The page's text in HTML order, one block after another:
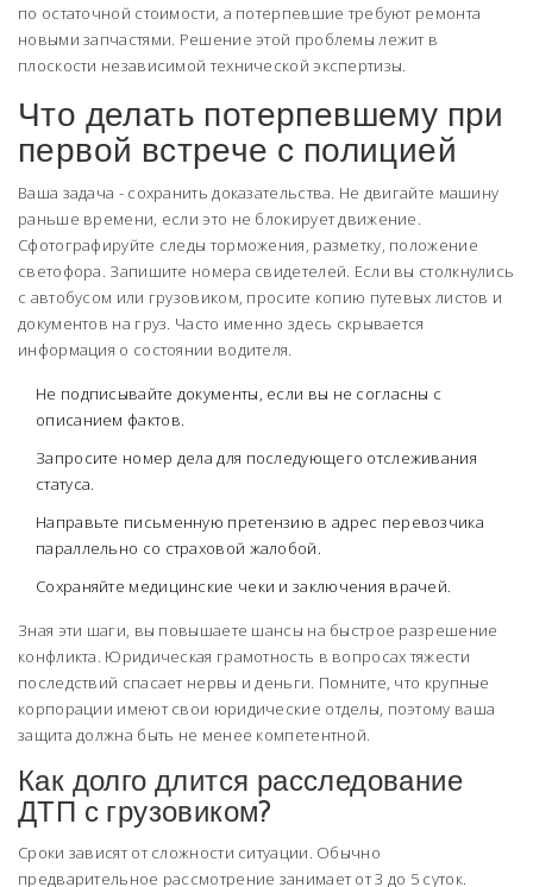
по остаточной стоимости, а потерпевшие требуют ремонта
новыми запчастями. Решение этой проблемы лежит в
плоскости независимой технической экспертизы.
Что делать потерпевшему при
первой встрече с полицией
Ваша задача - сохранить доказательства. Не двигайте машину
раньше времени, если это не блокирует движение.
Сфотографируйте следы торможения, разметку, положение
светофора. Запишите номера свидетелей. Если вы столкнулись
с автобусом или грузовиком, просите копию путевых листов и
документов на груз. Часто именно здесь скрывается
информация о состоянии водителя.
Не подписывайте документы, если вы не согласны с
описанием фактов.
Запросите номер дела для последующего отслеживания
статуса.
Направьте письменную претензию в адрес перевозчика
параллельно со страховой жалобой.
Сохраняйте медицинские чеки и заключения врачей.
Зная эти шаги, вы повышаете шансы на быстрое разрешение
конфликта. Юридическая грамотность в вопросах тяжести
последствий спасает нервы и деньги. Помните, что крупные
корпорации имеют свои юридические отделы, поэтому ваша
защита должна быть не менее компетентной.
Как долго длится расследование
ДТП с грузовиком?
Сроки зависят от сложности ситуации. Обычно
предварительное рассмотрение занимает от 3 до 5 суток.